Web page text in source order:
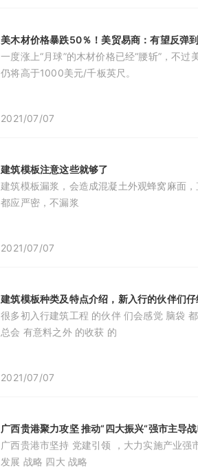
美木材价格暴跌50％！美贸易商：有望反弹
一度涨上“月球”的木材价格已经“腰斩”，不
仍将高于1000美元/千板英尺。
2021/07/07
建筑模板注意这些就够了
建筑模板漏浆，会造成混凝土外观蜂窝麻面
都应严密，不漏浆
2021/07/07
建筑模板种类及特点介绍，新入行的伙伴们
很多初入行建筑工程 的伙伴 们会感觉 脑袋
总会 有意料之外 的收获 的
2021/07/07
广西贵港聚力攻坚 推动“四大振兴“强市主导
广西贵港市坚持 党建引领 ，大力实施产业
发展 战略 四大 战略